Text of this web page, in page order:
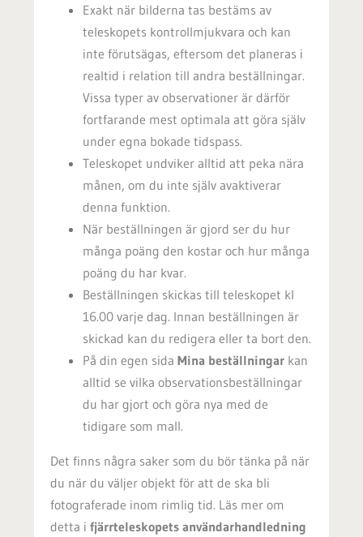
Exakt när bilderna tas bestäms av
teleskopets kontrollmjukvara och kan
inte förutsägas, eftersom det planeras i
realtid i relation till andra beställningar.
Vissa typer av observationer är därför
fortfarande mest optimala att göra själv
under egna bokade tidspass.
Teleskopet undviker alltid att peka nära
månen, om du inte själv avaktiverar
denna funktion.
När beställningen är gjord ser du hur
många poäng den kostar och hur många
poäng du har kvar.
Beställningen skickas till teleskopet kl
16.00 varje dag. Innan beställningen är
skickad kan du redigera eller ta bort den.
På din egen sida Mina beställningar kan
alltid se vilka observationsbeställningar
du har gjort och göra nya med de
tidigare som mall.
Det finns några saker som du bör tänka på när
du när du väljer objekt för att de ska bli
fotograferade inom rimlig tid. Läs mer om
detta i fjärrteleskopets användarhandledning